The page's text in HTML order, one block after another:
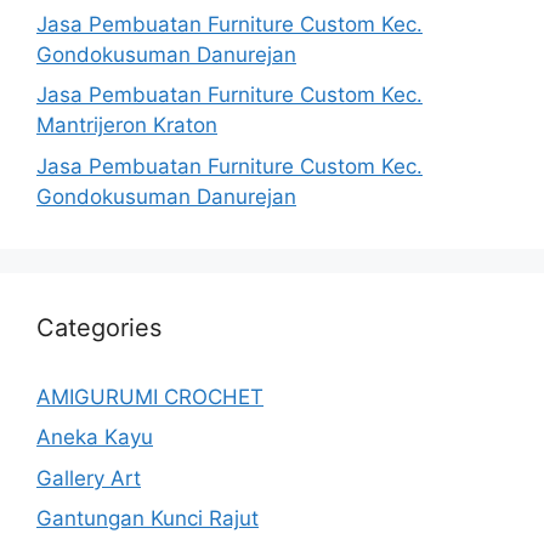
Jasa Pembuatan Furniture Custom Kec.
Gondokusuman Danurejan
Jasa Pembuatan Furniture Custom Kec.
Mantrijeron Kraton
Jasa Pembuatan Furniture Custom Kec.
Gondokusuman Danurejan
Categories
AMIGURUMI CROCHET
Aneka Kayu
Gallery Art
Gantungan Kunci Rajut